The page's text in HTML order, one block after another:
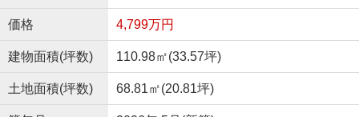
価格 4,799万円
建物面積(坪数) 110.98㎡(33.57坪)
土地面積(坪数) 68.81㎡(20.81坪)